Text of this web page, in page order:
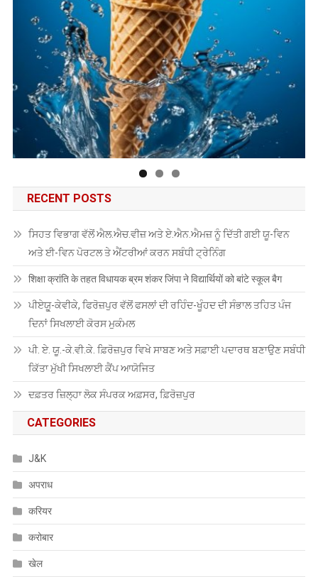
RECENT POSTS
ਸਿਹਤ ਵਿਭਾਗ ਵੱਲੋਂ ਐਲ.ਐਚ.ਵੀਜ਼ ਅਤੇ ਏ.ਐਨ.ਐਮਜ਼ ਨੂੰ ਦਿੱਤੀ ਗਈ ਯੂ-ਵਿਨ
ਅਤੇ ਈ-ਵਿਨ ਪੋਰਟਲ ਤੇ ਐਂਟਰੀਆਂ ਕਰਨ ਸਬੰਧੀ ਟ੍ਰੇਨਿੰਗ
शिक्षा क्रांति के तहत विधायक ब्रम शंकर जिंपा ने विद्यार्थियों को बांटे स्कूल बैग
ਪੀਏਯੂੑ-ਕੇਵੀਕੇ, ਫਿਰੋਜ਼ਪੁਰ ਵੱਲੋਂ ਫਸਲਾਂ ਦੀ ਰਹਿੰਦ-ਖੂੰਹਦ ਦੀ ਸੰਭਾਲ ਤਹਿਤ ਪੰਜ
ਦਿਨਾਂ ਸਿਖਲਾਈ ਕੋਰਸ ਮੁਕੰਮਲ
ਪੀ. ਏ. ਯੂ.-ਕੇ.ਵੀ.ਕੇ. ਫ਼ਿਰੋਜ਼ਪੁਰ ਵਿਖੇ ਸਾਬਣ ਅਤੇ ਸਫ਼ਾਈ ਪਦਾਰਥ ਬਣਾਉਣ ਸਬੰਧੀ
ਕਿੱਤਾ ਮੁੱਖੀ ਸਿਖਲਾਈ ਕੈਂਪ ਆਯੋਜਿਤ
ਦਫ਼ਤਰ ਜ਼ਿਲ੍ਹਾ ਲੋਕ ਸੰਪਰਕ ਅਫ਼ਸਰ, ਫ਼ਿਰੋਜ਼ਪੁਰ
CATEGORIES
J&K
अपराध
करियर
करोबार
खेल